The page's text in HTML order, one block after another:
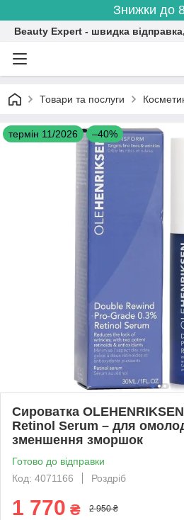
Знижки до
Beauty Expert - швидка
Товари та послуги
термін 11/2026 –40%
Сироватка
Retinol Serum – для
зменшення зморшок
Готово до відправки
Код: 4071166
Роздріб
1 770 ₴ 2 950 ₴